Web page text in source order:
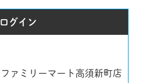
ログイン
ファミリーマート高須新町店